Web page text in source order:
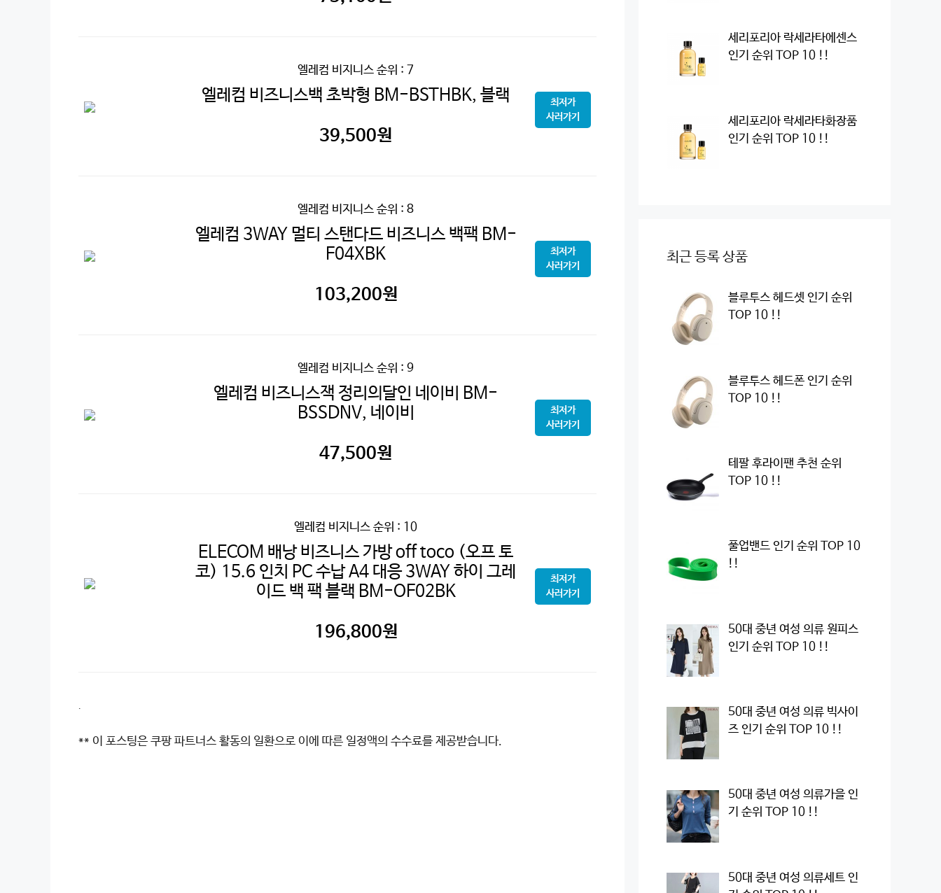
엘레컴 비지니스 순위 : 7
엘레컴 비즈니스백 초박형 BM-BSTHBK, 블랙
39,500원
최저가
사러가기
엘레컴 비지니스 순위 : 8
엘레컴 3WAY 멀티 스탠다드 비즈니스 백팩 BM-
F04XBK
103,200원
최저가
사러가기
엘레컴 비지니스 순위 : 9
엘레컴 비즈니스잭 정리의달인 네이비 BM-
BSSDNV, 네이비
47,500원
최저가
사러가기
엘레컴 비지니스 순위 : 10
ELECOM 배낭 비즈니스 가방 off toco (오프 토
코) 15.6 인치 PC 수납 A4 대응 3WAY 하이 그레
이드 백 팩 블랙 BM-OF02BK
196,800원
최저가
사러가기
.
** 이 포스팅은 쿠팡 파트너스 활동의 일환으로 이에 따른 일정액의 수수료를 제공받습니다.
세리포리아 락세라타에센스
인기 순위 TOP 10 !!
세리포리아 락세라타화장품
인기 순위 TOP 10 !!
최근 등록 상품
블루투스 헤드셋 인기 순위
TOP 10 !!
블루투스 헤드폰 인기 순위
TOP 10 !!
테팔 후라이팬 추천 순위
TOP 10 !!
풀업밴드 인기 순위 TOP 10
!!
50대 중년 여성 의류 원피스
인기 순위 TOP 10 !!
50대 중년 여성 의류 빅사이
즈 인기 순위 TOP 10 !!
50대 중년 여성 의류가을 인
기 순위 TOP 10 !!
50대 중년 여성 의류세트 인